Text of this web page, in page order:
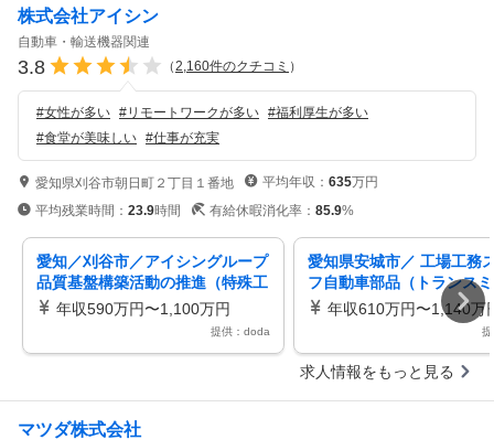
株式会社アイシン
自動車・輸送機器関連
3.8 （2,160件のクチコミ ）
#女性が多い #リモートワークが多い #福利厚生が多い
#食堂が美味しい #仕事が充実
愛知県刈谷市朝日町２丁目１番地 平均年収： 635万円
平均残業時間： 23.9時間 有給休暇消化率： 85.9%
愛知／刈谷市／アイシングループ
品質基盤構築活動の推進（特殊工
程・材料領域）トヨタ御三家／P
年収590万円〜1,100万円
提供：doda
愛知県安城市／ 工場工務
フ自動車部品（トランス
ン等）生産工場／業界経
年収610万円〜1,140万
求人情報をもっと見る
マツダ株式会社